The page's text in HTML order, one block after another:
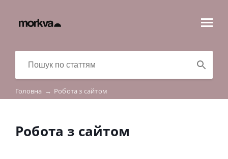
Головна → Робота з сайтом
Робота з сайтом